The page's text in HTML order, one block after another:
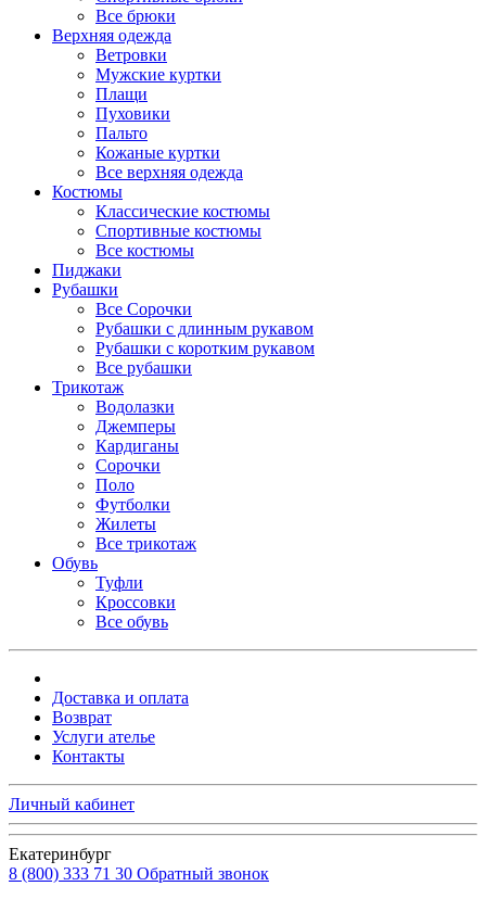
Все брюки
Верхняя одежда
Ветровки
Мужские куртки
Плащи
Пуховики
Пальто
Кожаные куртки
Все верхняя одежда
Костюмы
Классические костюмы
Спортивные костюмы
Все костюмы
Пиджаки
Рубашки
Все Сорочки
Рубашки с длинным рукавом
Рубашки с коротким рукавом
Все рубашки
Трикотаж
Водолазки
Джемперы
Кардиганы
Сорочки
Поло
Футболки
Жилеты
Все трикотаж
Обувь
Туфли
Кроссовки
Все обувь
Доставка и оплата
Возврат
Услуги ателье
Контакты
Личный кабинет
Екатеринбург
8 (800) 333 71 30 Обратный звонок